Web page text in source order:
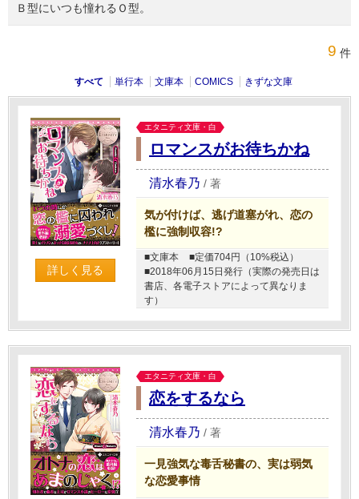
Ｂ型にいつも憧れるＯ型。
9 件
すべて 単行本 文庫本 COMICS きずな文庫
詳しく見る
エタニティ文庫・白
ロマンスがお待ちかね
清水春乃 / 著
気が付けば、逃げ道塞がれ、恋の
檻に強制収容!?
■文庫本
■定価704円（10%税込）
■2018年06月15日発行（実際の発売日は
書店、各電子ストアによって異なりま
す）
エタニティ文庫・白
恋をするなら
清水春乃 / 著
一見強気な毒舌秘書の、実は弱気
な恋愛事情